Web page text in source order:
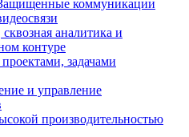
коммуникации
аналитика и
контуре
задачами
и управление
производительностью